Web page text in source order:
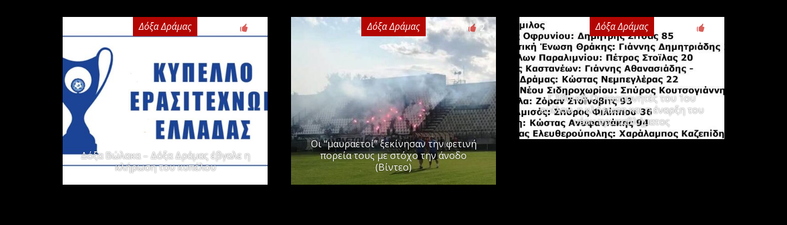
Δόξα Δράμας
Δόξα Βώλακα – Δόξα Δράμας έβγαλε η
κλήρωση του κυπέλου
Δόξα Δράμας 2
Οι “μαυραετοί” ξεκίνησαν την φετινή
πορεία τους με στόχο την άνοδο
(Βίντεο)
Δόξα Δράμας
Γ΄ Εθνική: Οι προπονητές του 1ου
ομίλου, η κλήρωση και η έναρξη του
νέου πρωταθλήματος